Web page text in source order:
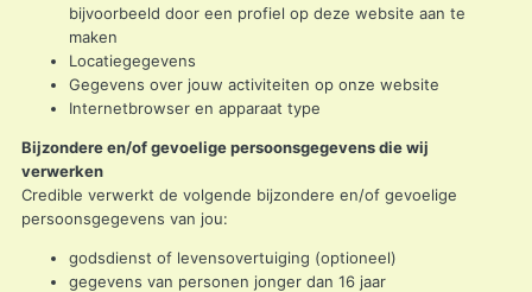
bijvoorbeeld door een profiel op deze website aan te
maken
Locatiegegevens
Gegevens over jouw activiteiten op onze website
Internetbrowser en apparaat type
Bijzondere en/of gevoelige persoonsgegevens die wij
verwerken
Credible verwerkt de volgende bijzondere en/of gevoelige
persoonsgegevens van jou:
godsdienst of levensovertuiging (optioneel)
gegevens van personen jonger dan 16 jaar